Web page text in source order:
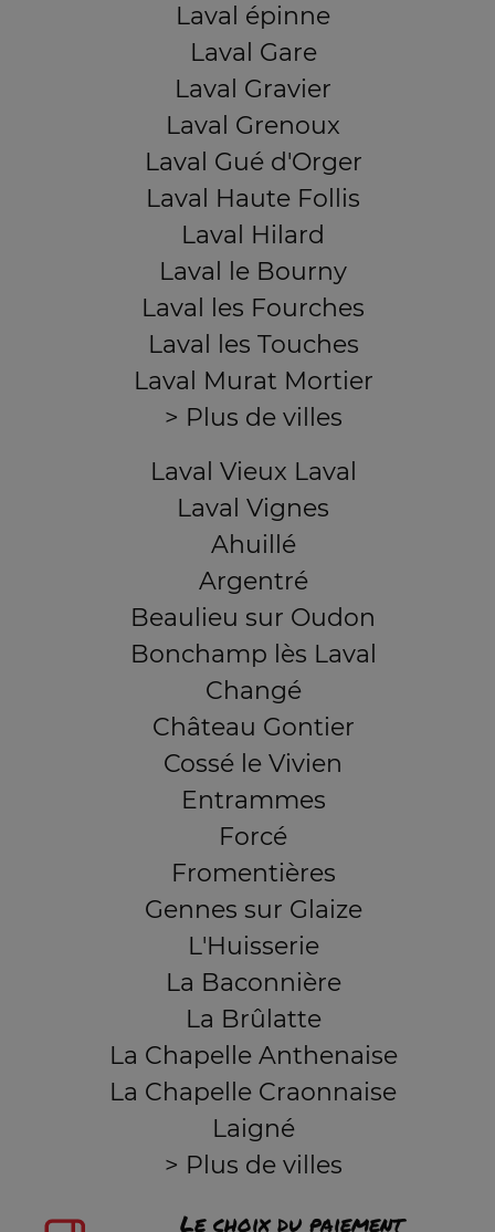
Laval épinne
Laval Gare
Laval Gravier
Laval Grenoux
Laval Gué d'Orger
Laval Haute Follis
Laval Hilard
Laval le Bourny
Laval les Fourches
Laval les Touches
Laval Murat Mortier
> Plus de villes
Laval Vieux Laval
Laval Vignes
Ahuillé
Argentré
Beaulieu sur Oudon
Bonchamp lès Laval
Changé
Château Gontier
Cossé le Vivien
Entrammes
Forcé
Fromentières
Gennes sur Glaize
L'Huisserie
La Baconnière
La Brûlatte
La Chapelle Anthenaise
La Chapelle Craonnaise
Laigné
> Plus de villes
Le choix du paiement